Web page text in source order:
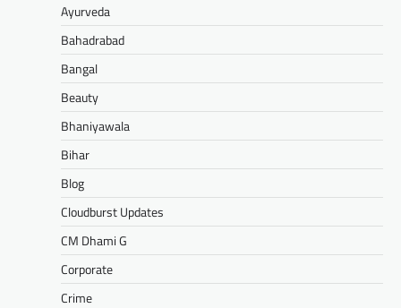
Ayurveda
Bahadrabad
Bangal
Beauty
Bhaniyawala
Bihar
Blog
Cloudburst Updates
CM Dhami G
Corporate
Crime